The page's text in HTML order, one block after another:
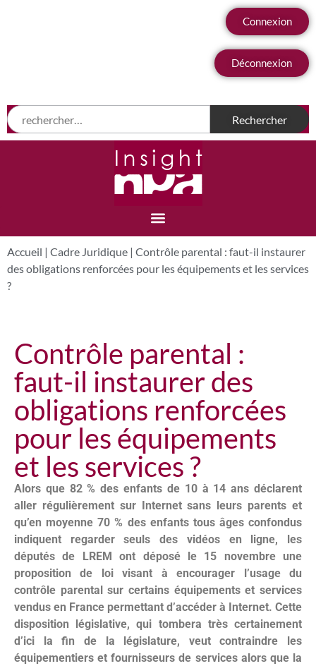
Connexion
Déconnexion
Accueil | Cadre Juridique | Contrôle parental : faut-il instaurer
des obligations renforcées pour les équipements et les services
?
Contrôle parental :
faut-il instaurer des
obligations renforcées
pour les équipements
et les services ?
Alors que 82 % des enfants de 10 à 14 ans déclarent
aller régulièrement sur Internet sans leurs parents et
qu’en moyenne 70 % des enfants tous âges confondus
indiquent regarder seuls des vidéos en ligne, les
députés de LREM ont déposé le 15 novembre une
proposition de loi visant à encourager l’usage du
contrôle parental sur certains équipements et services
vendus en France permettant d’accéder à Internet. Cette
disposition législative, qui tombera très certainement
d’ici la fin de la législature, veut contraindre les
équipementiers et fournisseurs de services alors que la